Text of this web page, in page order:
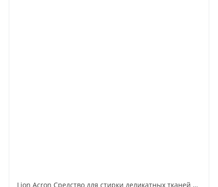
Lion Acron Средство для стирки деликатных тканей с нежным ароматом цветочного мыла 380 мл сменный блок